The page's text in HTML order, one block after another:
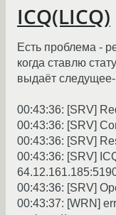
ICQ(LICQ)
Есть проблема -
когда ставлю
выдаёт следущее-
00:43:36: [SRV]
00:43:36: [SRV]
00:43:36: [SRV]
00:43:36: [SRV]
00:43:36: [SRV]
00:43:37: [WRN]